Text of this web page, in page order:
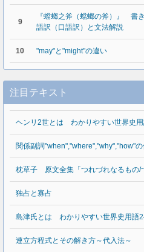
9
『蟷螂之斧（蟷螂の斧）』 書
語訳（口語訳）と文法解説
10 "may"と"might"の違い
注目テキスト
ヘンリ2世とは わかりやすい世界史
関係副詞"when","where","why","how"
枕草子 原文全集「つれづれなるもの/
独占と寡占
島津氏とは わかりやすい世界史用語
連立方程式とその解き方～代入法～